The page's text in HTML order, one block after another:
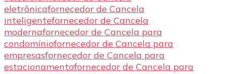
eletrônicafornecedor de Cancela
inteligentefornecedor de Cancela
modernafornecedor de Cancela para
condomíniofornecedor de Cancela para
empresasfornecedor de Cancela para
estacionamentofornecedor de Cancela para